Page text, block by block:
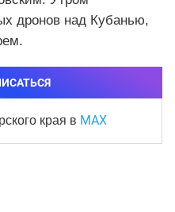
дронов над Кубанью,
края в MAX